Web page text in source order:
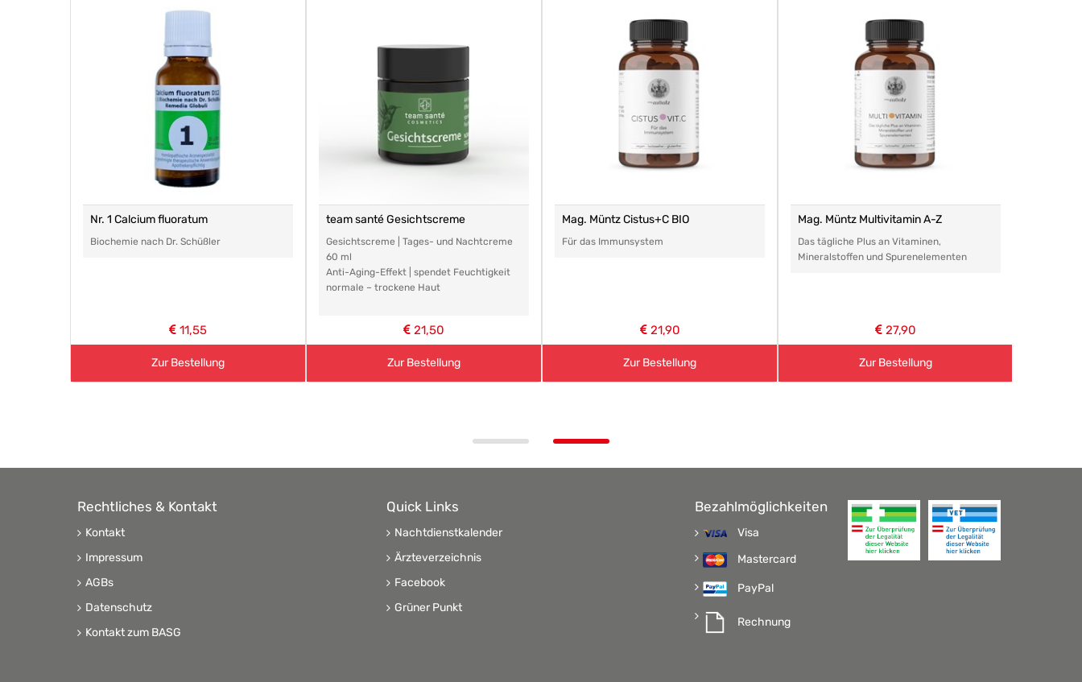
Nr. 1 Calcium fluoratum
Biochemie nach Dr. Schüßler
11,55
Zur Bestellung
team santé Gesichtscreme
Gesichtscreme | Tages- und Nachtcreme
60 ml
Anti-Aging-Effekt | spendet Feuchtigkeit
normale – trockene Haut
21,50
Zur Bestellung
Mag. Müntz Cistus+C BIO
Für das Immunsystem
21,90
Zur Bestellung
Mag. Müntz Multivitamin A-Z
Das tägliche Plus an Vitaminen,
Mineralstoffen und Spurenelementen
27,90
Zur Bestellung
Rechtliches & Kontakt
Kontakt
Impressum
AGBs
Datenschutz
Kontakt zum BASG
Quick Links
Nachtdienstkalender
Ärzteverzeichnis
Facebook
Grüner Punkt
Bezahlmöglichkeiten
Visa
Mastercard
PayPal
Rechnung